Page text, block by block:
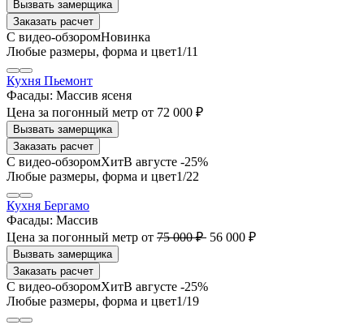
Заказать расчет
1/11
Кухня Пьемонт
Фасады: Массив ясеня
Цена за погонный метр от 72 000 ₽
Заказать расчет
В августе -25%
1/22
Кухня Бергамо
Фасады: Массив
Цена за погонный метр от 75 000 ₽ 56 000 ₽
Заказать расчет
В августе -25%
1/19